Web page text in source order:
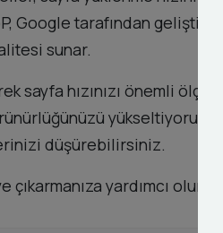
Google tarafından
sunar.
hızınızı önemli ölçüde
yükseltiyoruz.
düşürebilirsiniz.
yardımcı olur.